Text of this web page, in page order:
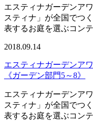
エスティナガーデンア
スティナ」が全国でつ
表するお庭を選ぶコン
2018.09.14
エスティナガーデンア
《ガーデン部門5～8》
エスティナガーデンア
スティナ」が全国でつ
表するお庭を選ぶコン